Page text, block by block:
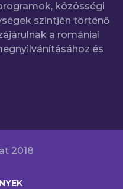
közösségi
szintjén történő
a romániai
és
2018